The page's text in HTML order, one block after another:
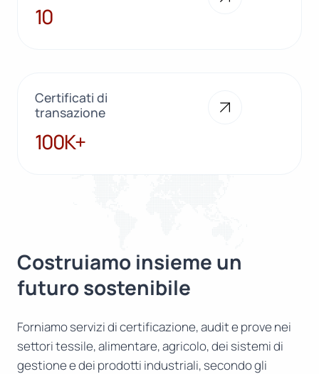
10
10
Certificati di
transazione
100K+
100K+
Costruiamo insieme un
futuro sostenibile
Forniamo servizi di certificazione, audit e prove nei
settori tessile, alimentare, agricolo, dei sistemi di
gestione e dei prodotti industriali, secondo gli